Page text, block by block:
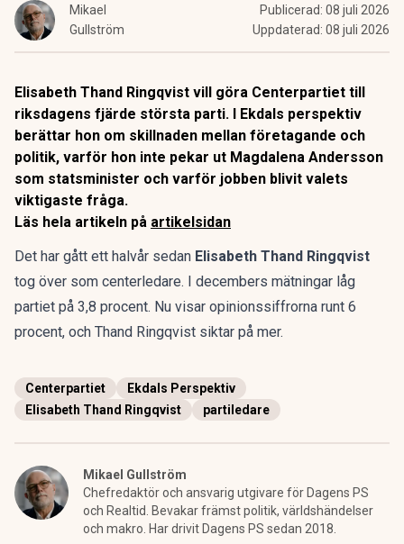
Mikael
Gullström
Publicerad: 08 juli 2026
Uppdaterad: 08 juli 2026
Elisabeth Thand Ringqvist vill göra Centerpartiet till
riksdagens fjärde största parti. I Ekdals perspektiv
berättar hon om skillnaden mellan företagande och
politik, varför hon inte pekar ut Magdalena Andersson
som statsminister och varför jobben blivit valets
viktigaste fråga.
Läs hela artikeln på artikelsidan
Det har gått ett halvår sedan Elisabeth Thand Ringqvist
tog över som centerledare. I decembers mätningar låg
partiet på 3,8 procent. Nu visar opinionssiffrorna runt 6
procent, och Thand Ringqvist siktar på mer.
Centerpartiet
Ekdals Perspektiv
Elisabeth Thand Ringqvist
partiledare
Mikael Gullström
Chefredaktör och ansvarig utgivare för Dagens PS
och Realtid. Bevakar främst politik, världshändelser
och makro. Har drivit Dagens PS sedan 2018.